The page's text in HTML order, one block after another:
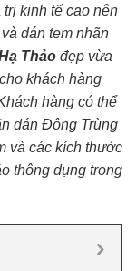
kinh tế cao nên
dán tem nhãn
Thảo đẹp vừa
khách hàng
hàng có thể
dán Đông Trùng
và các kích thước
thông dụng trong